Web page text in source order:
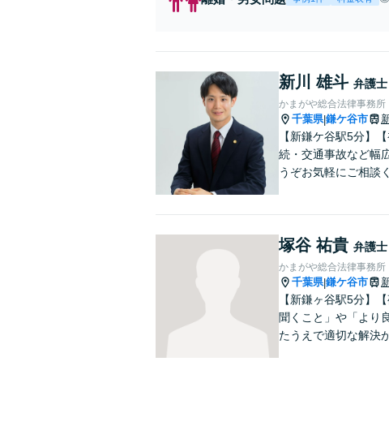
新川 雄斗 弁護士
かまがや総合法律事務所
千葉県|鎌ケ谷市
【新鎌ケ谷駅5分】
続・交通事故など幅
うぞお気軽にご相談
塚谷 祐貴 弁護士
かまがや総合法律事務所
千葉県|鎌ケ谷市
【新鎌ヶ谷駅5分】
聞くこと」や「より
たうえで適切な解決